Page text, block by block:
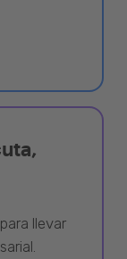
llevar